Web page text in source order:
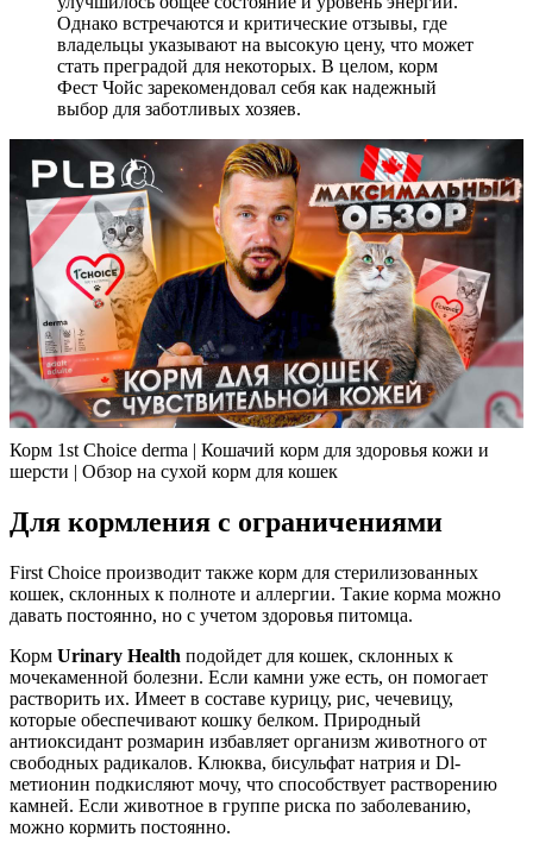
Однако встречаются и критические отзывы, где
владельцы указывают на высокую цену, что может
стать преградой для некоторых. В целом, корм
Фест Чойс зарекомендовал себя как надежный
выбор для заботливых хозяев.
Корм 1st Choice derma | Кошачий корм для здоровья кожи и
шерсти | Обзор на сухой корм для кошек
Для кормления с ограничениями
First Choice производит также корм для стерилизованных
кошек, склонных к полноте и аллергии. Такие корма можно
давать постоянно, но с учетом здоровья питомца.
Корм Urinary Health подойдет для кошек, склонных к
мочекаменной болезни. Если камни уже есть, он помогает
растворить их. Имеет в составе курицу, рис, чечевицу,
которые обеспечивают кошку белком. Природный
антиоксидант розмарин избавляет организм животного от
свободных радикалов. Клюква, бисульфат натрия и Dl-
метионин подкисляют мочу, что способствует растворению
камней. Если животное в группе риска по заболеванию,
можно кормить постоянно.